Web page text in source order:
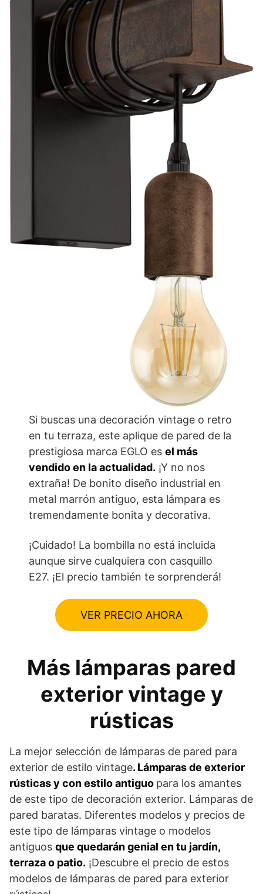
Si buscas una decoración vintage o retro
en tu terraza, este aplique de pared de la
prestigiosa marca EGLO esel más
vendido en la actualidad. ¡Y no nos
extraña! De bonito diseño industrial en
metal marrón antiguo, esta lámpara es
tremendamente bonita y decorativa.
¡Cuidado! La bombilla no está incluida
aunque sirve cualquiera con casquillo
E27. ¡El precio también te sorprenderá!
VER PRECIO AHORA
Más lámparas pared
exterior vintage y
rústicas
La mejor selección de lámparas de pared para
exterior de estilo vintage. Lámparas de exterior
rústicas y con estilo antiguo para los amantes
de este tipo de decoración exterior. Lámparas de
pared baratas. Diferentes modelos y precios de
este tipo de lámparas vintage o modelos
antiguos que quedarán genial en tu jardín,
terraza o patio. ¡Descubre el precio de estos
modelos de lámparas de pared para exterior